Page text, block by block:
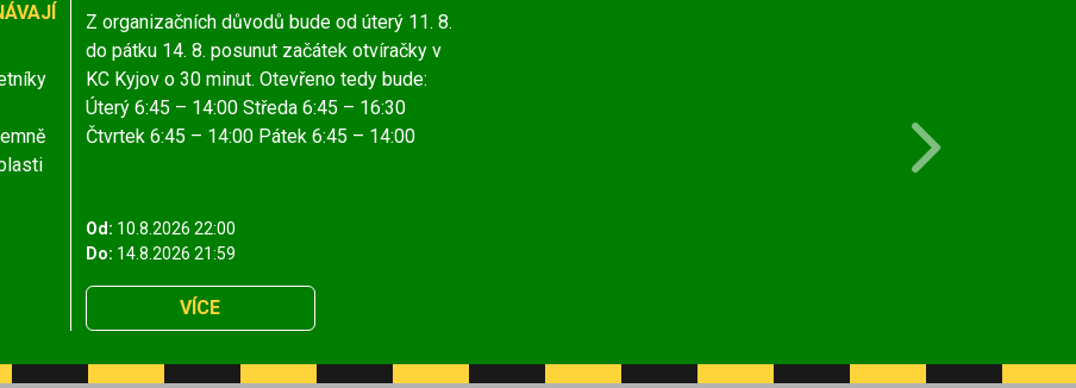
Z organizačních důvodů bude od úterý 11. 8.
do pátku 14. 8. posunut začátek otvíračky v
KC Kyjov o 30 minut. Otevřeno tedy bude:
Úterý 6:45 – 14:00 Středa 6:45 – 16:30
Čtvrtek 6:45 – 14:00 Pátek 6:45 – 14:00
Od: 10.8.2026 22:00
Do: 14.8.2026 21:59
VÍCE